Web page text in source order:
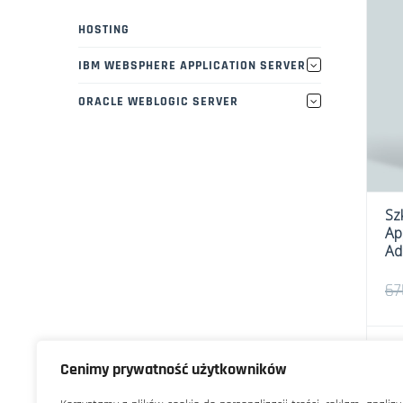
Cenimy prywatność użytkowników
HOSTING
IBM WEBSPHERE APPLICATION SERVER
ORACLE WEBLOGIC SERVER